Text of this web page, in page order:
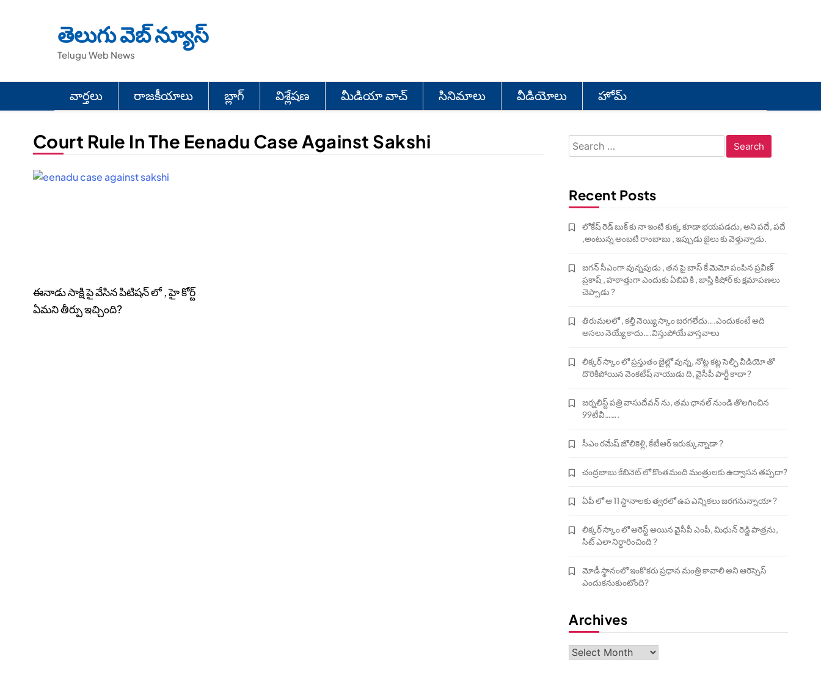
తెలుగు వెబ్ న్యూస్
Telugu Web News
వార్తలు రాజకీయాలు బ్లాగ్ విశ్లేషణ మీడియా వాచ్ సినిమాలు వీడియోలు హోమ్
Court Rule In The Eenadu Case Against Sakshi
ఈనాడు సాక్షి పై వేసిన పిటిషన్ లో , హై కోర్ట్
ఏమని తీర్పు ఇచ్చింది?
Search
for:
Recent Posts
లోకేష్ రెడ్ బుక్ కు నా ఇంటి కుక్క కూడా భయపడదు, అని పదే, పదే
,అంటున్న అంబటి రాంబాబు , ఇప్పుడు జైలు కు వెళ్తున్నాడు.
జగన్ సీఎంగా వున్నపుడు , తన పై బాస్ కే మెమో పంపిన ప్రవీణ్
ప్రకాష్ , హఠాత్తుగా ఎందుకు ఏబివి కి , జాస్తి కిషోర్ కు క్షమాపణలు
చెప్పాడు ?
తిరుమలలో , కల్తీ నెయ్యి స్కాం జరగలేదు….ఎందుకంటే అది
అసలు నెయ్యే కాదు….విస్తుపోయే వాస్తవాలు
లిక్కర్ స్కాం లో ప్రస్తుతం జైల్లో వున్న, నోట్ల కట్ల సెల్ఫీ వీడియో తో
దొరికిపోయిన వెంకటేష్ నాయుడు ది, వైసీపీ పార్టీ కాదా ?
జర్నలిస్ట్ పత్రి వాసుదేవన్ ను, తమ ఛానల్ నుండి తొలగించిన
99టీవీ…….
సీఎం రమేష్ జోలికెళ్లి, కేటీఆర్ ఇరుక్కున్నాడా ?
చంద్రబాబు కేబినెట్ లో కొంతమంది మంత్రులకు ఉద్వాసన తప్పదా?
ఏపీ లో ఆ 11 స్థానాలకు త్వరలో ఉప ఎన్నికలు జరగనున్నాయా ?
లిక్కర్ స్కాం లో అరెస్ట్ అయిన వైసీపీ ఎంపీ, మిధున్ రెడ్డి పాత్రను,
సిట్ ఎలా నిర్ధారించింది ?
మోడీ స్థానంలో ఇంకొకరు ప్రధాన మంత్రి కావాలి అని ఆరెస్సెస్‌
ఎందుకనుకుంటోంది?
Archives
Archives